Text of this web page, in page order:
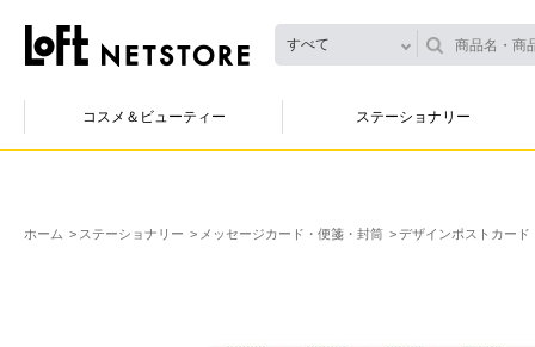
すべて
コスメ＆ビューティー ステーショナリー
ホーム ステーショナリー メッセージカード・便箋・封筒 デザインポストカード